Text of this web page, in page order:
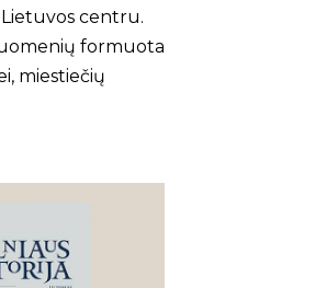
centru.
formuota
miestiečių